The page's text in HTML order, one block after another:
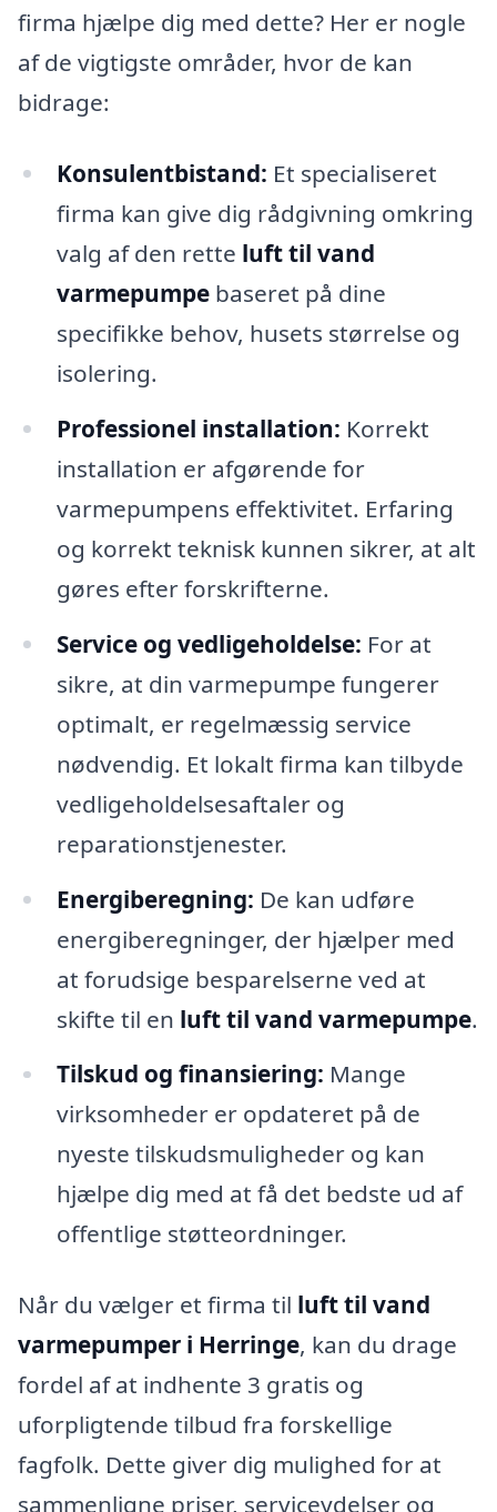
firma hjælpe dig med dette? Her er nogle
af de vigtigste områder, hvor de kan
bidrage:
Konsulentbistand: Et specialiseret
firma kan give dig rådgivning omkring
valg af den rette luft til vand
varmepumpebaseret på dine
specifikke behov, husets størrelse og
isolering.
Professionel installation: Korrekt
installation er afgørende for
varmepumpens effektivitet. Erfaring
og korrekt teknisk kunnen sikrer, at alt
gøres efter forskrifterne.
Service og vedligeholdelse: For at
sikre, at din varmepumpe fungerer
optimalt, er regelmæssig service
nødvendig. Et lokalt firma kan tilbyde
vedligeholdelsesaftaler og
reparationstjenester.
Energiberegning: De kan udføre
energiberegninger, der hjælper med
at forudsige besparelserne ved at
skifte til en luft til vand varmepumpe.
Tilskud og finansiering: Mange
virksomheder er opdateret på de
nyeste tilskudsmuligheder og kan
hjælpe dig med at få det bedste ud af
offentlige støtteordninger.
Når du vælger et firma til luft til vand
varmepumper i Herringe, kan du drage
fordel af at indhente 3 gratis og
uforpligtende tilbud fra forskellige
fagfolk. Dette giver dig mulighed for at
sammenligne priser, serviceydelser og